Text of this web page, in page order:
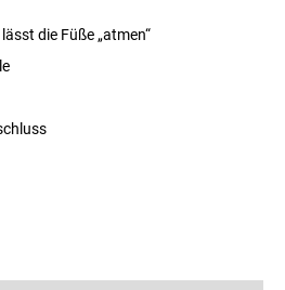
die Füße „atmen“